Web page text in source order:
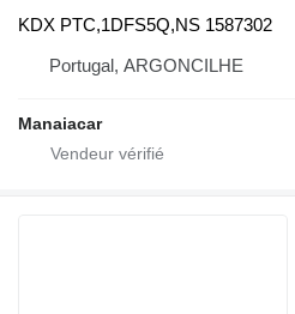
KDX PTC,1DFS5Q,NS 1587302
Portugal, ARGONCILHE
Manaiacar